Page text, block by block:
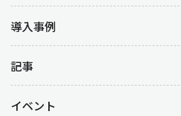
導入事例
記事
イベント